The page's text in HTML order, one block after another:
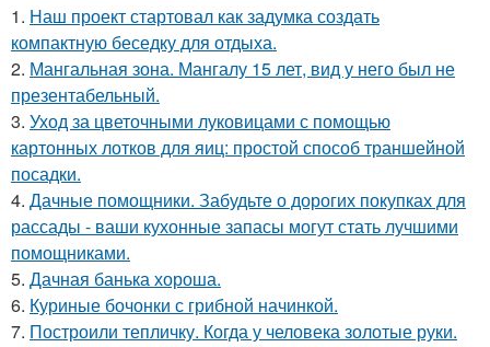
1. Наш проект стартовал как задумка создать
компактную беседку для отдыха.
2. Мангальная зона. Мангалу 15 лет, вид у него был не
презентабельный.
3. Уход за цветочными луковицами с помощью
картонных лотков для яиц: простой способ траншейной
посадки.
4. Дачные помощники. Забудьте о дорогих покупках для
рассады - ваши кухонные запасы могут стать лучшими
помощниками.
5. Дачная банька хороша.
6. Куриные бочонки с грибной начинкой.
7. Построили тепличку. Когда у человека золотые руки.